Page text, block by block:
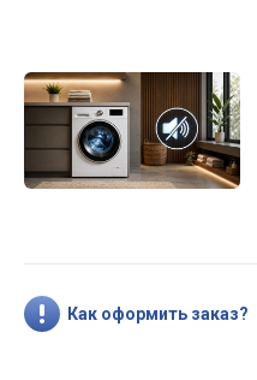
Как оформить заказ?